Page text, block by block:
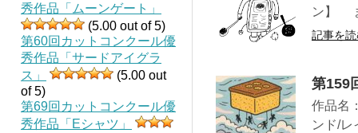
秀作品「ムーンゲート」
(5.00 out of 5)
第60回カットコンクール優
秀作品「サードアイグラ
ス」
(5.00 out
of 5)
第69回カットコンクール優
秀作品「Eシャツ」
ン】
記事を
第159
作品名
ンド/